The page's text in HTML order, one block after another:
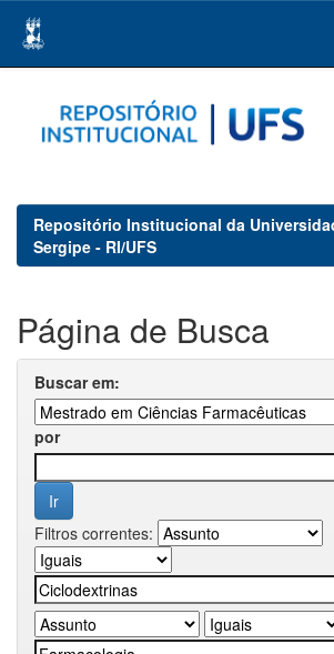
navigation
Repositório Institucional da
Sergipe - RI/UFS
Página de Busca
Buscar em:
por
Filtros correntes: